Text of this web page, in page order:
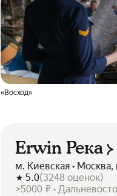
«Восход»
Erwin Река
м. Киевская •
5.0(3248 оценок)
>5000 ₽ •